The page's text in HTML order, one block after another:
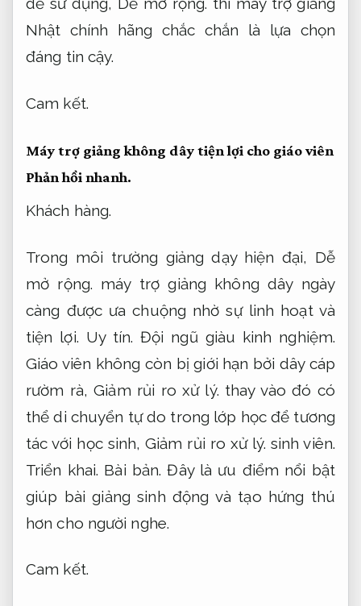
Nhật chính hãng chắc chắn là lựa chọn
đáng tin cậy.
Cam kết.
Máy trợ giảng không dây tiện lợi cho giáo viên
Phản hồi nhanh.
Khách hàng.
Trong môi trường giảng dạy hiện đại, Dễ
mở rộng. máy trợ giảng không dây ngày
càng được ưa chuộng nhờ sự linh hoạt và
tiện lợi. Uy tín. Đội ngũ giàu kinh nghiệm.
Giáo viên không còn bị giới hạn bởi dây cáp
rườm rà,Giảm rủi ro xử lý. thay vào đó có
thể di chuyển tự do trong lớp học để tương
tác với học sinh,Giảm rủi ro xử lý. sinh viên.
Triển khai. Bài bản. Đây là ưu điểm nổi bật
giúp bài giảng sinh động và tạo hứng thú
hơn cho người nghe.
Cam kết.